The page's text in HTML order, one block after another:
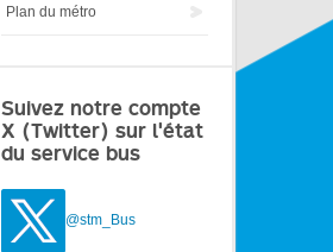
Plan du métro
Suivez notre compte
X (Twitter) sur l'état
du service bus
@stm_Bus